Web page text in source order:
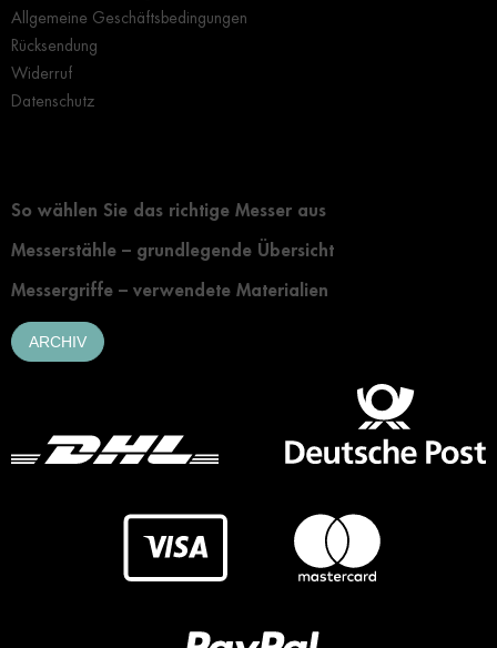
Allgemeine Geschäftsbedingungen
Rücksendung
Widerruf
Datenschutz
So wählen Sie das richtige Messer aus
Messerstähle – grundlegende Übersicht
Messergriffe – verwendete Materialien
ARCHIV